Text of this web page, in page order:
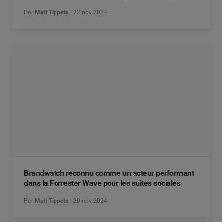
Par Matt Tippets 22 nov 2024
Brandwatch reconnu comme un acteur performant
dans la Forrester Wave pour les suites sociales
Par Matt Tippets 20 nov 2024